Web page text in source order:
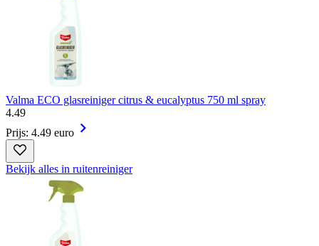
Valma ECO glasreiniger citrus & eucalyptus 750 ml spray
4.49
Prijs: 4.49 euro
Bekijk alles in ruitenreiniger